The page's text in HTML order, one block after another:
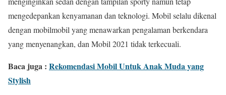
mengedepankan kenyamanan dan teknologi. Mobil selalu dikenal
dengan mobilmobil yang menawarkan pengalaman berkendara
yang menyenangkan, dan Mobil 2021 tidak terkecuali.
Baca juga : Rekomendasi Mobil Untuk Anak Muda yang
Stylish